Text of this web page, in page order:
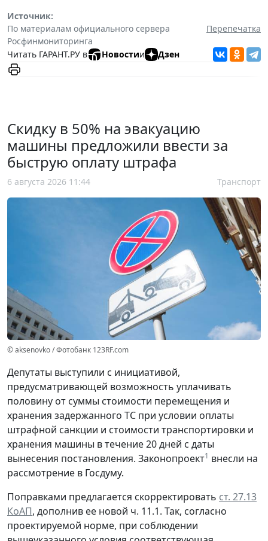
Источник:
По материалам официального сервера
Росфинмониторинга
Перепечатка
Читать ГАРАНТ.РУ в Новостии Дзен
Скидку в 50% на эвакуацию
машины предложили ввести за
быструю оплату штрафа
6 августа 2026 11:44 Транспорт
© aksenovko / Фотобанк 123RF.com
Депутаты выступили с инициативой,
предусматривающей возможность уплачивать
половину от суммы стоимости перемещения и
хранения задержанного ТС при условии оплаты
штрафной санкции и стоимости транспортировки и
хранения машины в течение 20 дней с даты
вынесения постановления. Законопроект1 внесли на
рассмотрение в Госдуму.
Поправками предлагается скорректировать ст. 27.13
КоАП, дополнив ее новой ч. 11.1. Так, согласно
проектируемой норме, при соблюдении